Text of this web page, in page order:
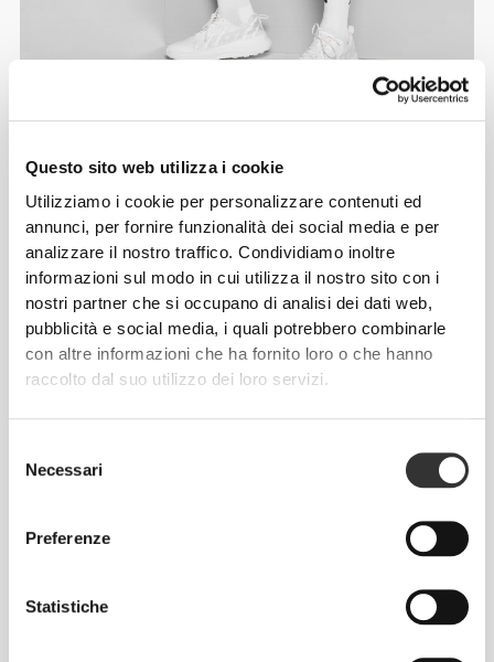
Questo sito web utilizza i cookie
Utilizziamo i cookie per personalizzare contenuti ed
annunci, per fornire funzionalità dei social media e per
analizzare il nostro traffico. Condividiamo inoltre
informazioni sul modo in cui utilizza il nostro sito con i
nostri partner che si occupano di analisi dei dati web,
pubblicità e social media, i quali potrebbero combinarle
con altre informazioni che ha fornito loro o che hanno
raccolto dal suo utilizzo dei loro servizi.
delNecessari
Preferenze
Statistiche
Info e assistenza
Recensioni globali
4.8 (14338 recensioni)
Guida alle taglie
Vedi Tutto
2